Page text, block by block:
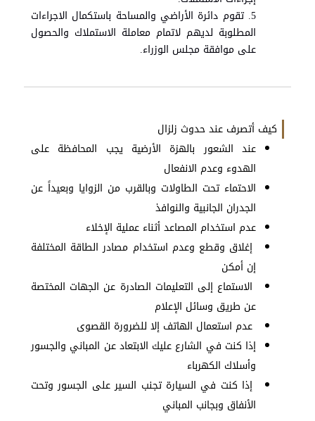
5. تقوم دائرة الأراضي والمساحة باستكمال الاجراءات
المطلوبة لديهم لاتمام معاملة الاستملاك والحصول
على موافقة مجلس الوزراء.
كيف أتصرف عند حدوث زلزال
عند الشعور بالهزة الأرضية يجب المحافظة على
الهدوء وعدم الانفعال
الاحتماء تحت الطاولات وبالقرب من الزوايا وبعيداً عن
الجدران الجانبية والنوافذ
عدم استخدام المصاعد أثناء عملية الإخلاء
إغلاق وقطع وعدم استخدام مصادر الطاقة المختلفة
إن أمكن
الاستماع إلى التعليمات الصادرة عن الجهات المختصة
عن طريق وسائل الإعلام
عدم استعمال الهاتف إلا للضرورة القصوى
إذا كنت في الشارع عليك الابتعاد عن المباني والجسور
وأسلاك الكهرباء
إذا كنت في السيارة تجنب السير على الجسور وتحت
الأنفاق وبجانب المباني